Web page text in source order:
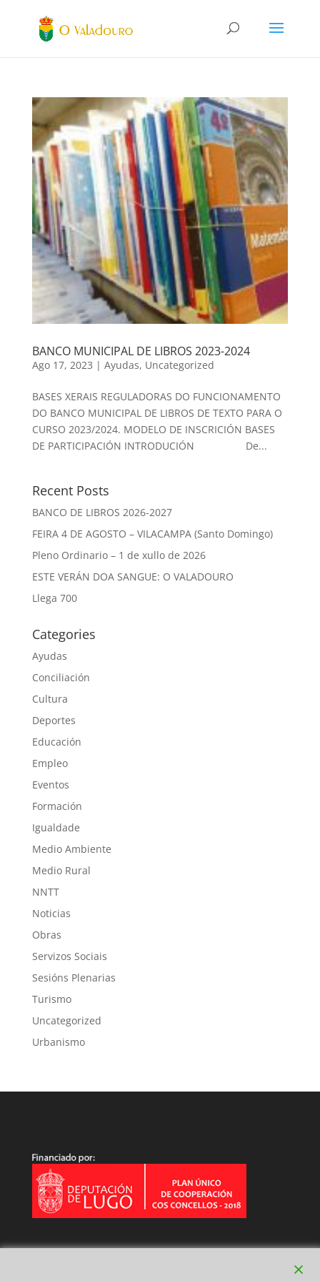
BANCO MUNICIPAL DE LIBROS 2023-2024
Ago 17, 2023 | Ayudas, Uncategorized
BASES XERAIS REGULADORAS DO FUNCIONAMENTO
DO BANCO MUNICIPAL DE LIBROS DE TEXTO PARA O
CURSO 2023/2024. MODELO DE INSCRICIÓN BASES
DE PARTICIPACIÓN INTRODUCIÓN De...
Recent Posts
BANCO DE LIBROS 2026-2027
FEIRA 4 DE AGOSTO – VILACAMPA (Santo Domingo)
Pleno Ordinario – 1 de xullo de 2026
ESTE VERÁN DOA SANGUE: O VALADOURO
Llega 700
Categories
Ayudas
Conciliación
Cultura
Deportes
Educación
Empleo
Eventos
Formación
Igualdade
Medio Ambiente
Medio Rural
NNTT
Noticias
Obras
Servizos Sociais
Sesións Plenarias
Turismo
Uncategorized
Urbanismo